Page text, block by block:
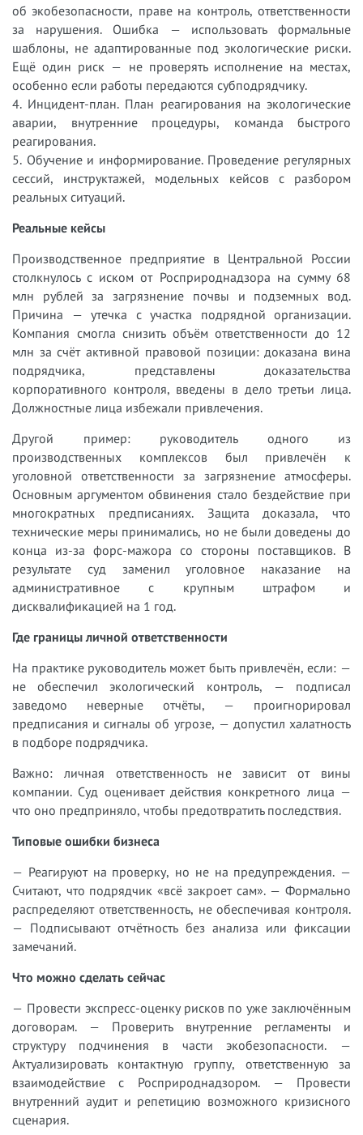
об экобезопасности, праве на контроль, ответственности
за нарушения. Ошибка — использовать формальные
шаблоны, не адаптированные под экологические риски.
Ещё один риск — не проверять исполнение на местах,
особенно если работы передаются субподрядчику.
4. Инцидент-план. План реагирования на экологические
аварии, внутренние процедуры, команда быстрого
реагирования.
5. Обучение и информирование. Проведение регулярных
сессий, инструктажей, модельных кейсов с разбором
реальных ситуаций.
Реальные кейсы
Производственное предприятие в Центральной России
столкнулось с иском от Росприроднадзора на сумму 68
млн рублей за загрязнение почвы и подземных вод.
Причина — утечка с участка подрядной организации.
Компания смогла снизить объём ответственности до 12
млн за счёт активной правовой позиции: доказана вина
подрядчика, представлены доказательства
корпоративного контроля, введены в дело третьи лица.
Должностные лица избежали привлечения.
Другой пример: руководитель одного из
производственных комплексов был привлечён к
уголовной ответственности за загрязнение атмосферы.
Основным аргументом обвинения стало бездействие при
многократных предписаниях. Защита доказала, что
технические меры принимались, но не были доведены до
конца из-за форс-мажора со стороны поставщиков. В
результате суд заменил уголовное наказание на
административное с крупным штрафом и
дисквалификацией на 1 год.
Где границы личной ответственности
На практике руководитель может быть привлечён, если: —
не обеспечил экологический контроль, — подписал
заведомо неверные отчёты, — проигнорировал
предписания и сигналы об угрозе, — допустил халатность
в подборе подрядчика.
Важно: личная ответственность не зависит от вины
компании. Суд оценивает действия конкретного лица —
что оно предприняло, чтобы предотвратить последствия.
Типовые ошибки бизнеса
— Реагируют на проверку, но не на предупреждения. —
Считают, что подрядчик «всё закроет сам». — Формально
распределяют ответственность, не обеспечивая контроля.
— Подписывают отчётность без анализа или фиксации
замечаний.
Что можно сделать сейчас
— Провести экспресс-оценку рисков по уже заключённым
договорам. — Проверить внутренние регламенты и
структуру подчинения в части экобезопасности. —
Актуализировать контактную группу, ответственную за
взаимодействие с Росприроднадзором. — Провести
внутренний аудит и репетицию возможного кризисного
сценария.